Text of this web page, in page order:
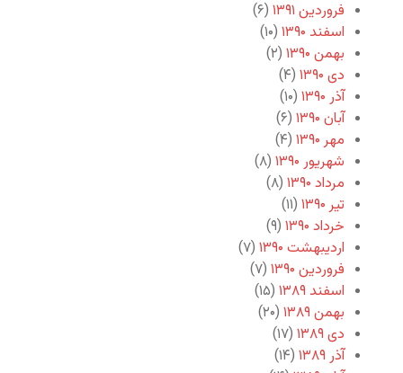
فروردین ۱۳۹۱
(۶)
اسفند ۱۳۹۰
(۱۰)
بهمن ۱۳۹۰
(۲)
دی ۱۳۹۰
(۴)
آذر ۱۳۹۰
(۱۰)
آبان ۱۳۹۰
(۶)
مهر ۱۳۹۰
(۴)
شهریور ۱۳۹۰
(۸)
مرداد ۱۳۹۰
(۸)
تیر ۱۳۹۰
(۱۱)
خرداد ۱۳۹۰
(۹)
اردیبهشت ۱۳۹۰
(۷)
فروردین ۱۳۹۰
(۷)
اسفند ۱۳۸۹
(۱۵)
بهمن ۱۳۸۹
(۲۰)
دی ۱۳۸۹
(۱۷)
آذر ۱۳۸۹
(۱۴)